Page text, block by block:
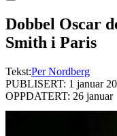
Dobbel Oscar
Smith i Paris
Tekst:Per Nordberg
PUBLISERT: 1 januar
OPPDATERT: 26 januar